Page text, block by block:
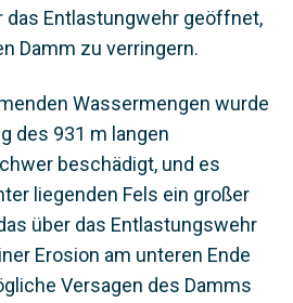
das Entlastungwehr geöffnet,
Damm zu verringern.
Wassermengen wurde
des 931 m langen
beschädigt, und es
liegenden Fels ein großer
über das Entlastungswehr
Erosion am unteren Ende
Versagen des Damms